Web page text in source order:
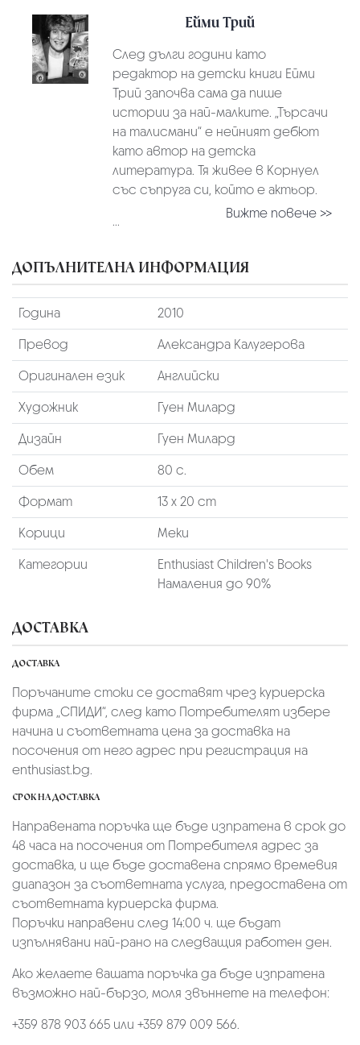
Ейми Трий
След дълги години като
редактор на детски книги Ейми
Трий започва сама да пише
истории за най-малките. „Търсачи
на талисмани“ е нейният дебют
като автор на детска
литература. Тя живее в Корнуел
със съпруга си, който е актьор.
...
Вижте повече >>
ДОПЪЛНИТЕЛНА ИНФОРМАЦИЯ
Година
2010
Превод
Александра Калугерова
Оригинален език
Английски
Художник
Гуен Милард
Дизайн
Гуен Милард
Обем
80 с.
Формат
13 х 20 cm
Корици
Меки
Категории
Enthusiast Children's Books
Намаления до 90%
ДОСТАВКА
ДОСТАВКА
Поръчаните стоки се доставят чрез куриерскa
фирмa „СПИДИ“, след като Потребителят избере
начина и съответната цена за доставка на
посочения от него адрес при регистрация на
enthusiast.bg.
СРОК НА ДОСТАВКА
Направената поръчка ще бъде изпратена в срок до
48 часа на посочения от Потребителя адрес за
доставка, и ще бъде доставена спрямо времевия
диапазон за съответната услуга, предоставена от
съответната куриерска фирма.
Поръчки направени след 14:00 ч. ще бъдат
изпълнявани най-рано на следващия работен ден.
Ако желаете вашата поръчка да бъде изпратена
възможно най-бързо, моля звъннете на телефон:
+359 878 903 665 или +359 879 009 566.